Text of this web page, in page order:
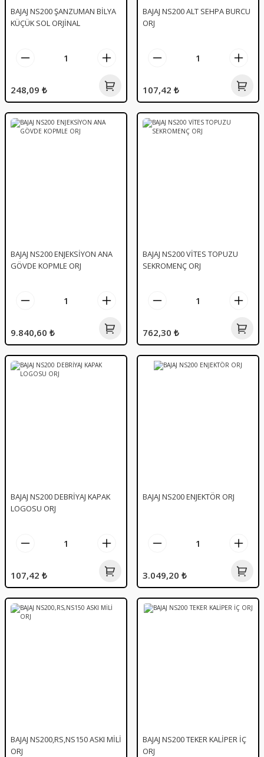
BAJAJ NS200 ŞANZUMAN BİLYA
KÜÇÜK SOL ORJİNAL
248,09 ₺
BAJAJ NS200 ALT SEHPA BURCU
ORJ
107,42 ₺
BAJAJ NS200 ENJEKSİYON ANA
GÖVDE KOPMLE ORJ
9.840,60 ₺
BAJAJ NS200 VİTES TOPUZU
SEKROMENÇ ORJ
762,30 ₺
BAJAJ NS200 DEBRİYAJ KAPAK
LOGOSU ORJ
107,42 ₺
BAJAJ NS200 ENJEKTÖR ORJ
3.049,20 ₺
BAJAJ NS200,RS,NS150 ASKI MİLİ
ORJ
BAJAJ NS200 TEKER KALİPER İÇ
ORJ